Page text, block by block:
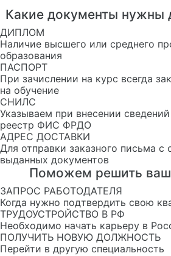
Какие документы нужны
ДИПЛОМ
Наличие высшего или среднего
образования
ПАСПОРТ
При зачислении на курс всегда
на обучение
СНИЛС
Указываем при внесении
реестр ФИС ФРДО
АДРЕС ДОСТАВКИ
Для отправки заказного письма с
выданных документов
Поможем решить
ЗАПРОС РАБОТОДАТЕЛЯ
Когда нужно подтвердить свою
ТРУДОУСТРОЙСТВО В РФ
Необходимо начать карьеру в
ПОЛУЧИТЬ НОВУЮ ДОЛЖНОСТЬ
Перейти в другую специальность